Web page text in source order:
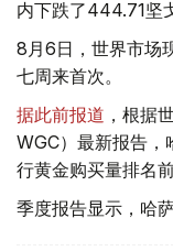
内下跌了444.71坚
8月6日，世界市场
七周来首次。
据此前报道 ，根据
WGC）最新报告，
行黄金购买量排名
季度报告显示，哈